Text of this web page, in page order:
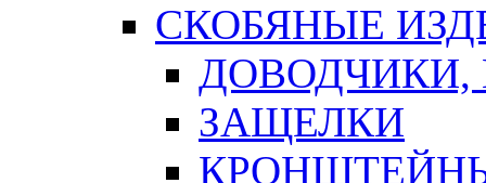
СКОБЯНЫЕ
ЗАЩЕЛКИ